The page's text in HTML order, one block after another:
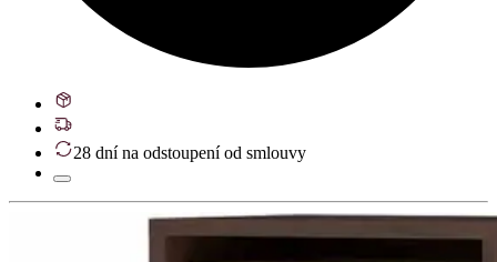
28 dní na odstoupení od smlouvy